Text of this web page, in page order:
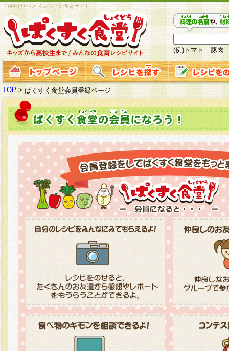
子供向けかんたんレシピの食育サイト
(例)トマト 豚肉
TOP > ぱくすく食堂会員登録ページ